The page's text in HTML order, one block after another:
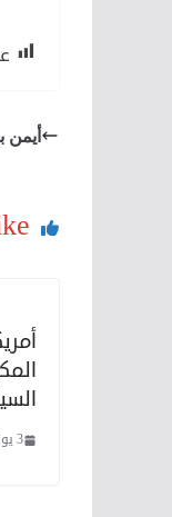
3 يونيو، 2019